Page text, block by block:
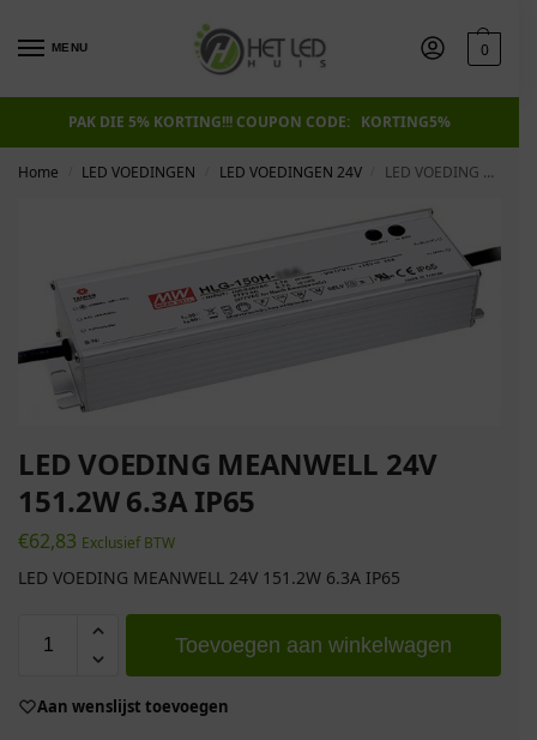
MENU 0
PAK DIE 5% KORTING!!! COUPON CODE: KORTING5%
Home LED VOEDINGEN LED VOEDINGEN 24V LED VOEDING MEANWELL 24V 151.2W 6.3A IP65
LED VOEDING MEANWELL 24V
151.2W 6.3A IP65
€62,83 Exclusief BTW
LED VOEDING MEANWELL 24V 151.2W 6.3A IP65
Toevoegen aan winkelwagen
Aan wenslijst toevoegen